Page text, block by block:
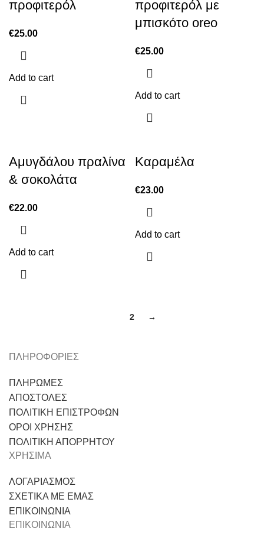
προφιτερόλ
€25.00
Add to cart
προφιτερόλ με
μπισκότο oreo
€25.00
Add to cart
Αμυγδάλου πραλίνα
& σοκολάτα
€22.00
Add to cart
Καραμέλα
€23.00
Add to cart
2 →
ΠΛΗΡΟΦΟΡΙΕΣ
ΠΛΗΡΩΜΕΣ
ΑΠΟΣΤΟΛΕΣ
ΠΟΛΙΤΙΚΗ ΕΠΙΣΤΡΟΦΩΝ
ΟΡΟΙ ΧΡΗΣΗΣ
ΠΟΛΙΤΙΚΗ ΑΠΟΡΡΗΤΟΥ
ΧΡΗΣΙΜΑ
ΛΟΓΑΡΙΑΣΜΟΣ
ΣΧΕΤΙΚΑ ΜΕ ΕΜΑΣ
ΕΠΙΚΟΙΝΩΝΙΑ
ΕΠΙΚΟΙΝΩΝΙΑ